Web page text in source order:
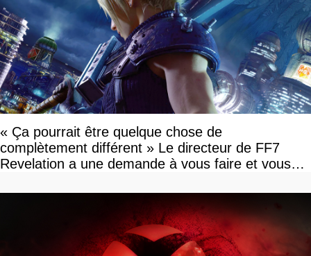
« Ça pourrait être quelque chose de
complètement différent » Le directeur de FF7
Revelation a une demande à vous faire et vous